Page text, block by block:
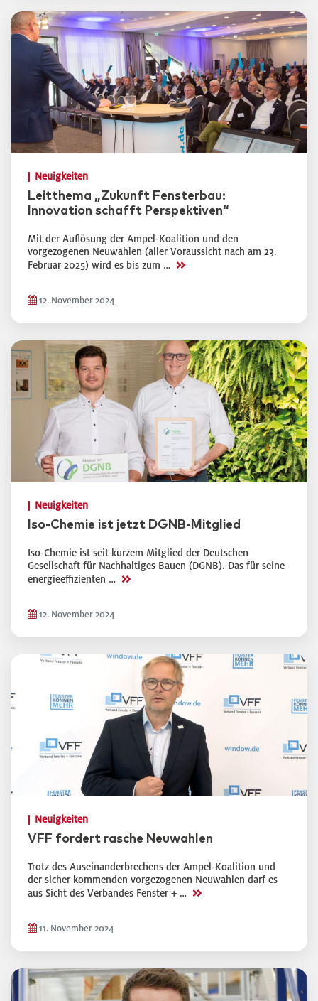
Neuigkeiten
Leitthema „Zukunft Fensterbau:
Innovation schafft Perspektiven“
Mit der Auflösung der Ampel-Koalition und den
vorgezogenen Neuwahlen (aller Voraussicht nach am 23.
Februar 2025) wird es bis zum … >>
12. November 2024
Neuigkeiten
Iso-Chemie ist jetzt DGNB-Mitglied
Iso-Chemie ist seit kurzem Mitglied der Deutschen
Gesellschaft für Nachhaltiges Bauen (DGNB). Das für seine
energieeffizienten … >>
12. November 2024
Neuigkeiten
VFF fordert rasche Neuwahlen
Trotz des Auseinanderbrechens der Ampel-Koalition und
der sicher kommenden vorgezogenen Neuwahlen darf es
aus Sicht des Verbandes Fenster + … >>
11. November 2024